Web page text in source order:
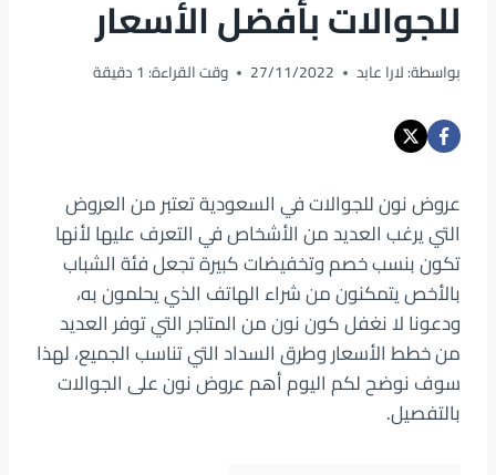
للجوالات بأفضل الأسعار
بواسطة:لارا عابد 27/11/2022 وقت القراءة: 1دقيقة
عروض نون للجوالات في السعودية تعتبر من العروض
التي يرغب العديد من الأشخاص في التعرف عليها لأنها
تكون بنسب خصم وتخفيضات كبيرة تجعل فئة الشباب
بالأخص يتمكنون من شراء الهاتف الذي يحلمون به،
ودعونا لا نغفل كون نون من المتاجر التي توفر العديد
من خطط الأسعار وطرق السداد التي تناسب الجميع، لهذا
سوف نوضح لكم اليوم أهم عروض نون على الجوالات
بالتفصيل.